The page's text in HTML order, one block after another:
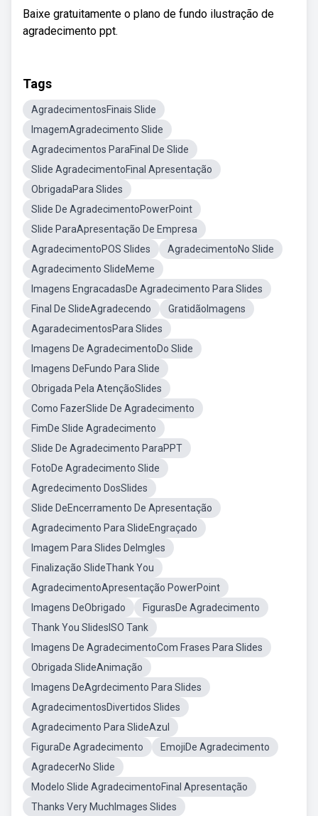
Baixe gratuitamente o plano de fundo ilustração de
agradecimento ppt.
Tags
AgradecimentosFinais Slide
ImagemAgradecimento Slide
Agradecimentos ParaFinal De Slide
Slide AgradecimentoFinal Apresentação
ObrigadaPara Slides
Slide De AgradecimentoPowerPoint
Slide ParaApresentação De Empresa
AgradecimentoPOS Slides
AgradecimentoNo Slide
Agradecimento SlideMeme
Imagens EngracadasDe Agradecimento Para Slides
Final De SlideAgradecendo
GratidãoImagens
AgaradecimentosPara Slides
Imagens De AgradecimentoDo Slide
Imagens DeFundo Para Slide
Obrigada Pela AtençãoSlides
Como FazerSlide De Agradecimento
FimDe Slide Agradecimento
Slide De Agradecimento ParaPPT
FotoDe Agradecimento Slide
Agredecimento DosSlides
Slide DeEncerramento De Apresentação
Agradecimento Para SlideEngraçado
Imagem Para Slides DeImgles
Finalização SlideThank You
AgradecimentoApresentação PowerPoint
Imagens DeObrigado
FigurasDe Agradecimento
Thank You SlidesISO Tank
Imagens De AgradecimentoCom Frases Para Slides
Obrigada SlideAnimação
Imagens DeAgrdecimento Para Slides
AgradecimentosDivertidos Slides
Agradecimento Para SlideAzul
FiguraDe Agradecimento
EmojiDe Agradecimento
AgradecerNo Slide
Modelo Slide AgradecimentoFinal Apresentação
Thanks Very MuchImages Slides